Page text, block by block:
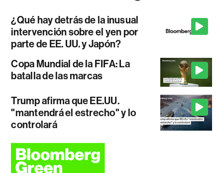
¿Qué hay detrás de la inusual
intervención sobre el yen por
parte de EE. UU. y Japón?
Copa Mundial de la FIFA: La
batalla de las marcas
Trump afirma que EE.UU.
"mantendrá el estrecho" y lo
controlará